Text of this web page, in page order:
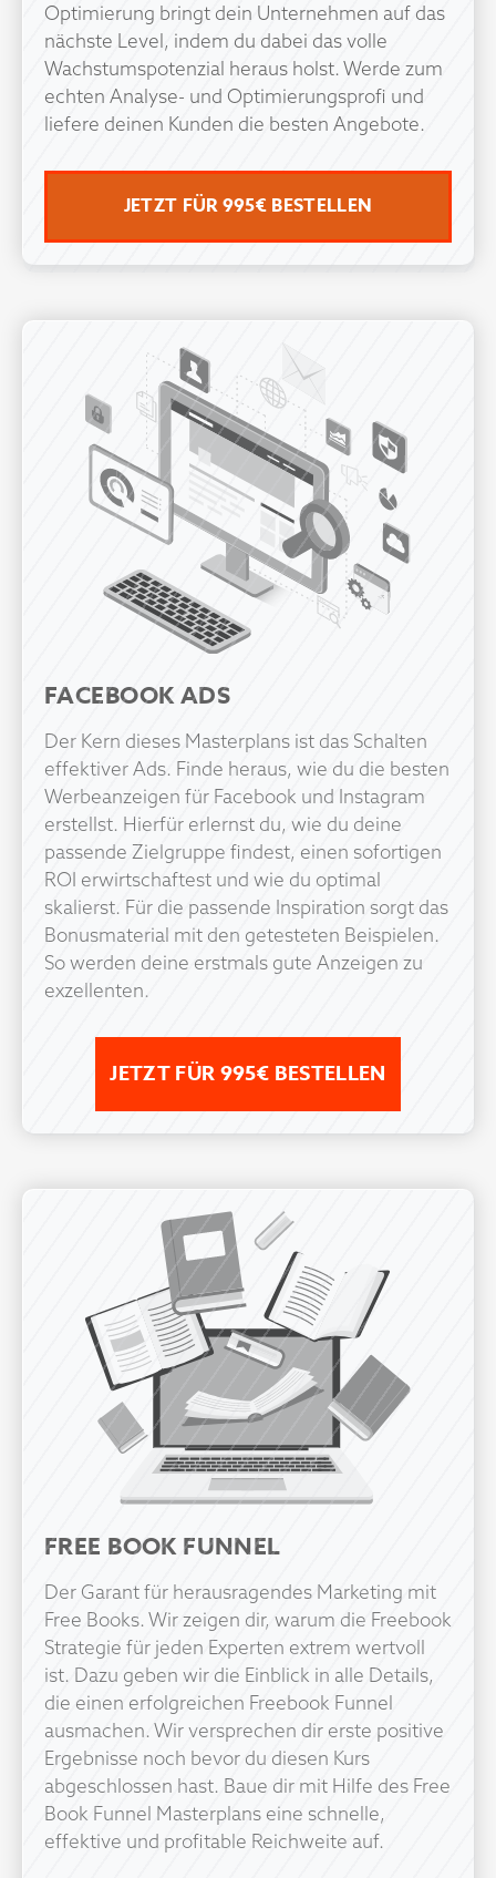
Optimierung bringt dein Unternehmen auf das
nächste Level, indem du dabei das volle
Wachstumspotenzial heraus holst. Werde zum
echten Analyse- und Optimierungsprofi und
liefere deinen Kunden die besten Angebote.
JETZT FÜR 995€ BESTELLEN
FACEBOOK ADS
Der Kern dieses Masterplans ist das Schalten
effektiver Ads. Finde heraus, wie du die besten
Werbeanzeigen für Facebook und Instagram
erstellst. Hierfür erlernst du, wie du deine
passende Zielgruppe findest, einen sofortigen
ROI erwirtschaftest und wie du optimal
skalierst. Für die passende Inspiration sorgt das
Bonusmaterial mit den getesteten Beispielen.
So werden deine erstmals gute Anzeigen zu
exzellenten.
JETZT FÜR 995€ BESTELLEN
FREE BOOK FUNNEL
Der Garant für herausragendes Marketing mit
Free Books. Wir zeigen dir, warum die Freebook
Strategie für jeden Experten extrem wertvoll
ist. Dazu geben wir die Einblick in alle Details,
die einen erfolgreichen Freebook Funnel
ausmachen. Wir versprechen dir erste positive
Ergebnisse noch bevor du diesen Kurs
abgeschlossen hast. Baue dir mit Hilfe des Free
Book Funnel Masterplans eine schnelle,
effektive und profitable Reichweite auf.